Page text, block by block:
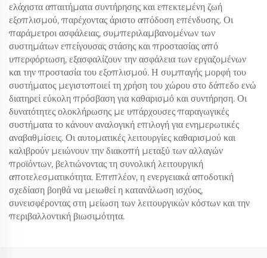
ελάχιστα απαιτήματα συντήρησης και επεκτεμένη ζωή
εξοπλισμού, παρέχοντας άριστο απόδοση επένδυσης. Οι
παράμετροι ασφάλειας, συμπεριλαμβανομένων των
συστημάτων επείγουσας στάσης και προστασίας από
υπερφόρτωση, εξασφαλίζουν την ασφάλεια των εργαζομένων
και την προστασία του εξοπλισμού. Η συμπαγής μορφή του
συστήματος μεγιστοποιεί τη χρήση του χώρου στο δάπεδο ενώ
διατηρεί εύκολη πρόσβαση για καθαρισμό και συντήρηση. Οι
δυνατότητες ολοκλήρωσης με υπάρχουσες παραγωγικές
συστήματα το κάνουν αναλογική επιλογή για ενημερωτικές
αναβαθμίσεις. Οι αυτοματικές λειτουργίες καθαρισμού και
καλιβρούν μειώνουν την διακοπή μεταξύ των αλλαγών
προϊόντων, βελτιώνοντας τη συνολική λειτουργική
αποτελεσματικότητα. Επιπλέον, η ενεργειακά αποδοτική
σχεδίαση βοηθά να μειωθεί η κατανάλωση ισχύος,
συνεισφέροντας στη μείωση των λειτουργικών κόστων και την
περιβαλλοντική βιωσιμότητα.